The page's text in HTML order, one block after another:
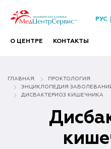
РУС
О ЦЕНТРЕ КОНТАКТЫ
ГЛАВНАЯ
ПРОКТОЛОГИЯ
ЭНЦИКЛОПЕДИЯ
ДИСБАКТЕРИОЗ КИШЕЧНИКА